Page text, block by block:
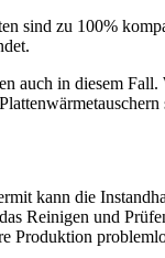
sind zu 100%
auch in diesem
kann die
Reinigen und
Produktion